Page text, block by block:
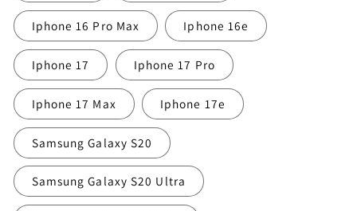
Iphone 16 Pro Max Iphone 16e
Iphone 17 Iphone 17 Pro
Iphone 17 Max Iphone 17e
Samsung Galaxy S20
Samsung Galaxy S20 Ultra